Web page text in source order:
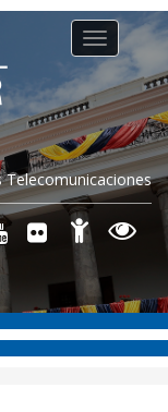
Telecomunicaciones
Toggle
navigation